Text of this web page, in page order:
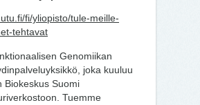
fi/yliopisto/tule-meille-
tehtavat
Genomiikan
joka kuuluu
Biokeskus Suomi
Tuemme